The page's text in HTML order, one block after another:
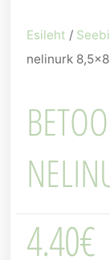
Esileht /
nelinurk
4.40€